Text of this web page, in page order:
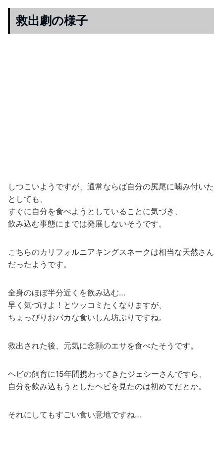
救出劇の様子
しつこいようですが、通常ならば自分の尻尾に噛み付いた
としても、
すぐに自分を食べようとしていることに気づき、
飲み込む事態にまでは発展しないそうです。
こちらのカリフォルニアキングスネークは相当な天然さん
だったようです。
全身のほぼ半分近くを飲み込む…
早く気づけよ！とツッコミたくなりますが、
ちょっぴりおバカな食いしん坊ぶりですね。
救出された後、元気に念願のエサを食べたそうです。
ヘビの飼育に15年間携わってきたジェシーさんですら、
自分を飲み込もうとしたヘビを見たのは初めてだとか。
それにしてもすごい食い意地ですね…